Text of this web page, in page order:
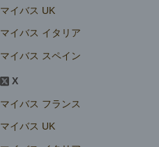
マイバス UK
マイバス イタリア
マイバス スペイン
X
マイバス フランス
マイバス UK